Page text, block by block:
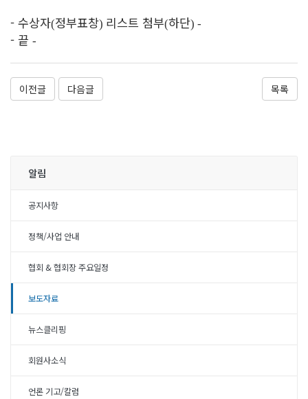
- 수상자(정부표창) 리스트 첨부(하단) -
- 끝 -
이전글 다음글 목록
알림
공지사항
정책/사업 안내
협회 & 협회장 주요일정
보도자료
뉴스클리핑
회원사소식
언론 기고/칼럼